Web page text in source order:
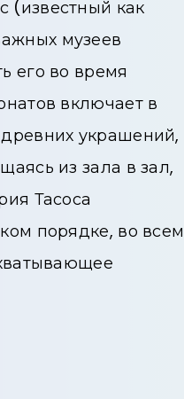
(известный как
музеев
его во время
включает в
украшений,
из зала в зал,
Тасоса
порядке, во всем